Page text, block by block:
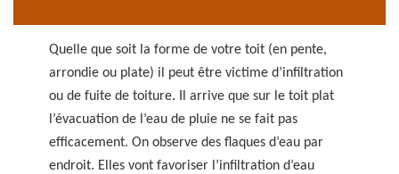
Quelle que soit la forme de votre toit (en pente,
arrondie ou plate) il peut être victime d’infiltration
ou de fuite de toiture. Il arrive que sur le toit plat
l’évacuation de l’eau de pluie ne se fait pas
efficacement. On observe des flaques d’eau par
endroit. Elles vont favoriser l’infiltration d’eau